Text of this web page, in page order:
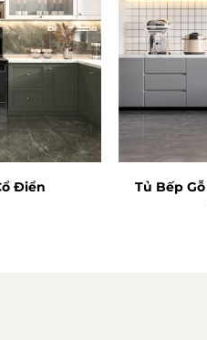
Điển
Tủ Bếp